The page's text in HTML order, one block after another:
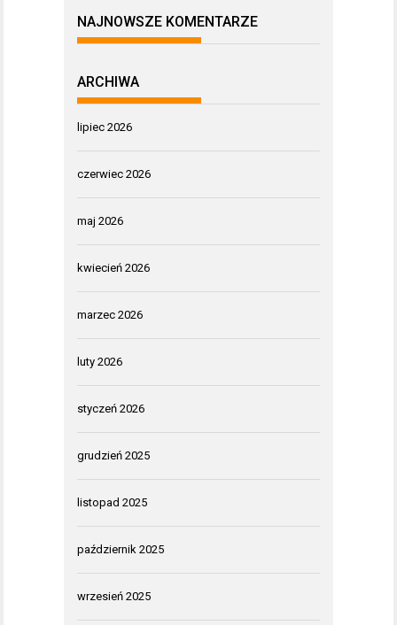
NAJNOWSZE KOMENTARZE
ARCHIWA
lipiec 2026
czerwiec 2026
maj 2026
kwiecień 2026
marzec 2026
luty 2026
styczeń 2026
grudzień 2025
listopad 2025
październik 2025
wrzesień 2025